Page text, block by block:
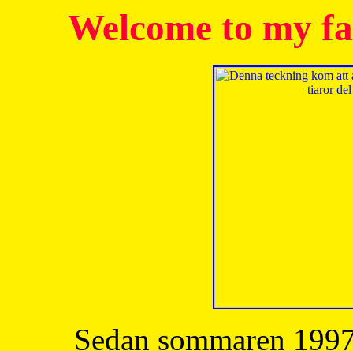
Welcome to my
Sedan sommaren